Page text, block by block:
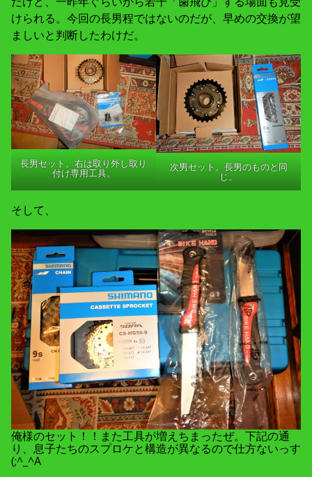
けられる。今回の長男程ではないのだが、早めの交換が望
ましいと判断したわけだ。
長男セット。右は取り外し取り
付け専用工具。
次男セット。長男のものと同
じ。
そして、
俺様のセット！！また工具が増えちまったぜ。下記の通
り、息子たちのスプロケと構造が異なるので仕方ないっす
(;^_^A